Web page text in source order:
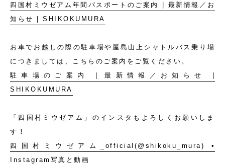
四国村ミウゼアム年間パスポートのご案内 | 最新情報／お
知らせ | SHIKOKUMURA
お車でお越しの際の駐車場や屋島山上シャトルバス乗り場
につきましては、こちらのご案内をご覧ください。
駐車場のご案内 | 最新情報／お知らせ |
SHIKOKUMURA
「四国村ミウゼアム」のインスタもよろしくお願いしま
す！
四国村ミウゼアム_official(@shikoku_mura) •
Instagram写真と動画